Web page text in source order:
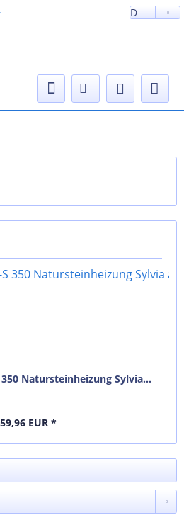
D
Natursteinheizung Sylvia...
EUR *